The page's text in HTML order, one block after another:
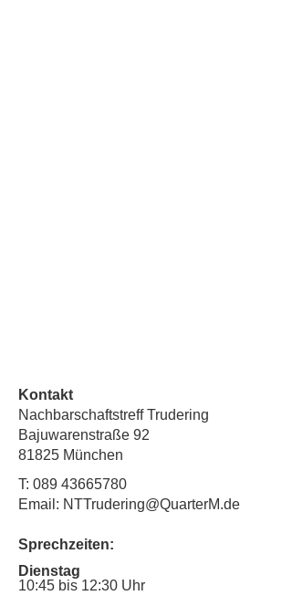
Kontakt
Nachbarschaftstreff Trudering
Bajuwarenstraße 92
81825 München
T: 089 43665780
Email: NTTrudering@QuarterM.de
Sprechzeiten:
Dienstag
10:45 bis 12:30 Uhr